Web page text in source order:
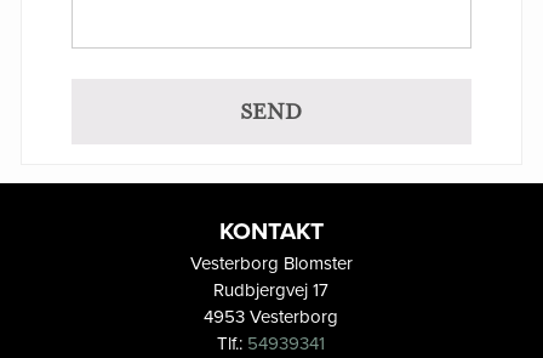
KONTAKT
Vesterborg Blomster
Rudbjergvej 17
4953 Vesterborg
Tlf.: 54939341